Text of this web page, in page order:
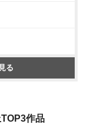
る
作品